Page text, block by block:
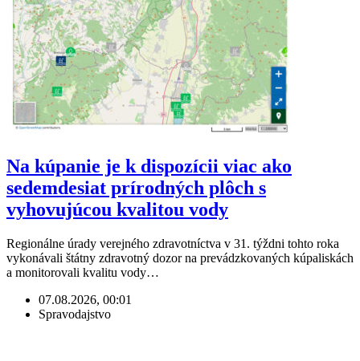
Na kúpanie je k dispozícii viac ako
sedemdesiat prírodných plôch s
vyhovujúcou kvalitou vody
Regionálne úrady verejného zdravotníctva v 31. týždni tohto roka
vykonávali štátny zdravotný dozor na prevádzkovaných kúpaliskách
a monitorovali kvalitu vody…
07.08.2026, 00:01
Spravodajstvo